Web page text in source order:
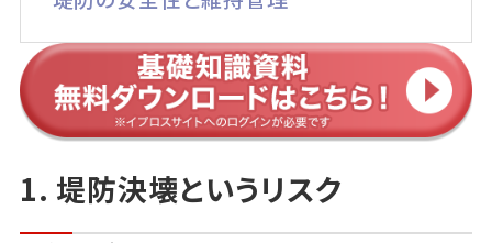
1. 堤防決壊というリスク